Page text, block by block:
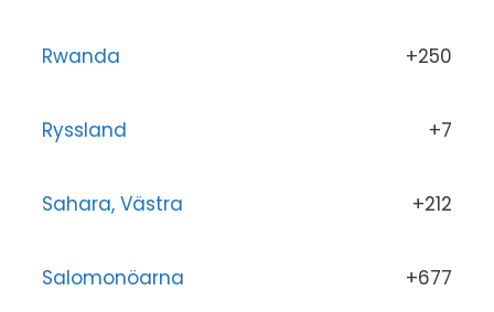
Rwanda +250
Ryssland +7
Sahara, Västra +212
Salomonöarna +677